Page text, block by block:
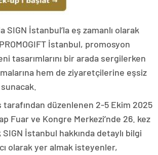
SIGN İstanbul’la eş zamanlı olarak
İstanbul, promosyon
tasarımlarını bir arada sergilerken
hem de ziyaretçilerine eşsiz
düzenlenen 2-5 Ekim 2025
Fuar ve Kongre Merkezi’nde 26. kez
SIGN İstanbul hakkında detaylı bilgi
olarak yer almak isteyenler,